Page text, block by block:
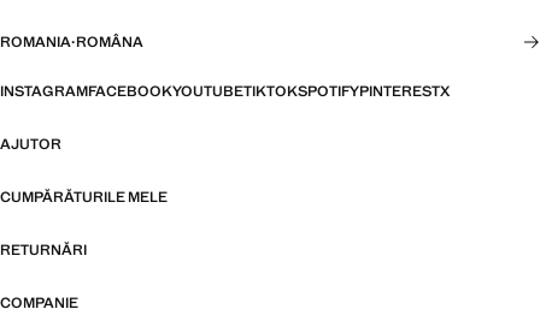
ROMANIA·ROMÂNA
INSTAGRAMFACEBOOKYOUTUBETIKTOKSPOTIFYPINTERESTX
AJUTOR
CUMPĂRĂTURILE MELE
RETURNĂRI
COMPANIE